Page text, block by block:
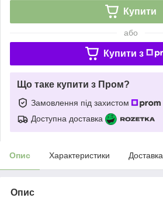
Купити
або
Купити з
Що таке купити з Пром?
Замовлення під захистом
Доступна доставка
Опис Характеристики Доставка
Опис